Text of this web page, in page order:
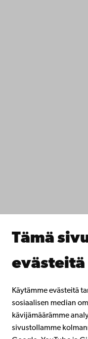
Tämä
evästeitä
Käytämme evästeitä
sosiaalisen median
kävijämäärämme
sivustollamme
Åbo
Lahjoita Åbo
Åbo
Facebook